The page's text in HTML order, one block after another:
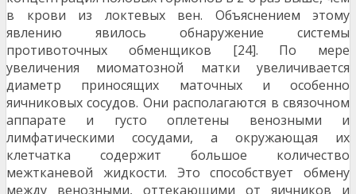
в крови из локтевых вен. Объяснением этому
явлению явилось обнаружение системы
противоточных обменщиков [24]. По мере
увеличения миоматозной матки увеличивается
диаметр приносящих маточных и особенно
яичниковых сосудов. Они ра­сполагаются в связочном
аппарате и густо оплете­ны венозными и
лимфатическими сосудами, а окружающая их
клетчатка содержит большое коли­чество
межтканевой жидкости. Это способствует обмену
между венозными, оттекающими от яични­ков и